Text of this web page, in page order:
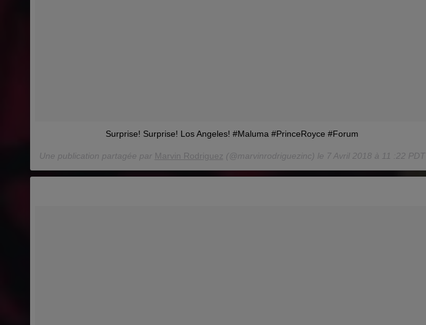
Surprise! Surprise! Los Angeles! #Maluma #PrinceRoyce #Forum
Une publication partagée par Marvin Rodriguez (@marvinrodriguezinc) le 7 Avril 2018 à 11 :22 PDT